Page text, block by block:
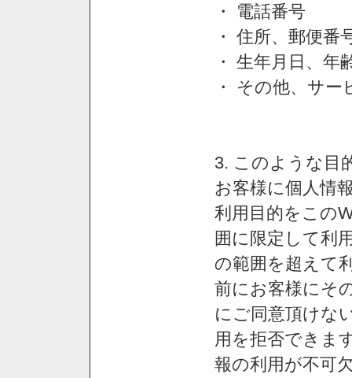
・ 電話番号
・ 住所、郵便番
・ 生年月日、年
・ その他、サ
3. このような目
お客様に個人情
利用目的をこの
囲に限定して利
の範囲を超えて
前にお客様にそ
にご同意頂けな
用を拒否できま
報の利用が不可